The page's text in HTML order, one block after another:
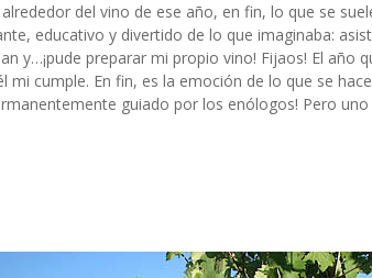
del vino de ese año, en fin, lo que se
educativo y divertido de lo que imaginaba:
y…¡pude preparar mi propio vino! Fijaos! El
mi cumple. En fin, es la emoción de lo que se
guiado por los enólogos! Pero